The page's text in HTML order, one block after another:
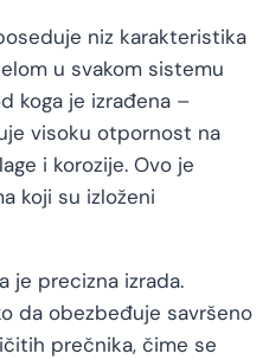
niz karakteristika
u svakom sistemu
koga je izrađena –
visoku otpornost na
i korozije. Ovo je
koji su izloženi
je precizna izrada.
da obezbeđuje savršeno
prečnika, čime se